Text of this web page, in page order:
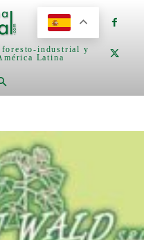
foresto-industrial y
Latina